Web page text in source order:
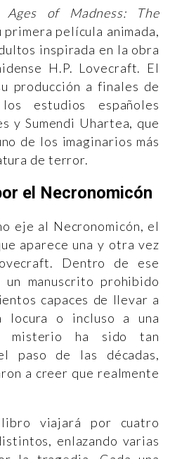
Ages of Madness: The
primera película animada,
inspirada en la obra
H.P. Lovecraft. El
producción a finales de
estudios españoles
y Sumendi Uhartea, que
de los imaginarios más
de terror.
el Necronomicón
eje al Necronomicón, el
aparece una y otra vez
Dentro de ese
manuscrito prohibido
capaces de llevar a
locura o incluso a una
misterio ha sido tan
paso de las décadas,
a creer que realmente
viajará por cuatro
enlazando varias